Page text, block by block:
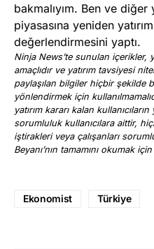
bakmalıyım. Ben ve diğer
piyasasına yeniden
değerlendirmesini yaptı.
Ninja News’te sunulan içerikler,
amaçlıdır ve yatırım tavsiyesi
paylaşılan bilgiler hiçbir şekilde
yönlendirmek için
yatırım kararı kalan
sorumluluk kullanıcılara aittir,
iştirakleri veya çalışanları
Beyanı’nın tamamını okumak için
Ekonomist Türkiye